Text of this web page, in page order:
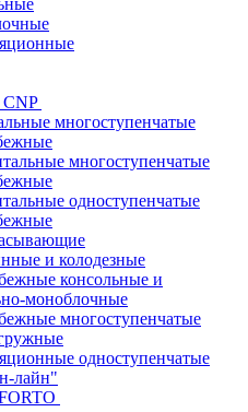
многоступенчатые
многоступенчатые
одноступенчатые
и колодезные
консольные и
моноблочные
многоступенчатые
одноступенчатые
лайн"